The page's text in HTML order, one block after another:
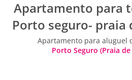
Apartamento para
Porto seguro- praia
Apartamento para aluguel
Porto Seguro (Praia